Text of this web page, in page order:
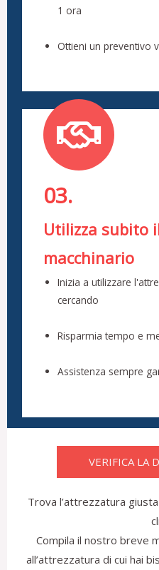
1 ora
Ottieni un preventivo
03.
Utilizza subito
macchinario
Inizia a utilizzare
cercando
Risparmia tempo e
Assistenza sempre
VERIFICA LA
Trova l’attrezzatura
Compila il nostro breve
all’attrezzatura di cui hai